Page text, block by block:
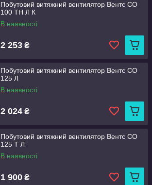
Побутовий витяжний вентилятор Вентс СО
100 ТН Л К
В наявності
2 253 ₴
Побутовий витяжний вентилятор Вентс СО
125 Л
В наявності
2 024 ₴
Побутовий витяжний вентилятор Вентс СО
125 Т Л
В наявності
1 900 ₴